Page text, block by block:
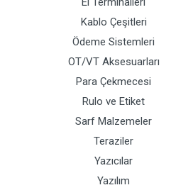
Kablo Çeşitleri
Ödeme Sistemleri
OT/VT Aksesuarları
Para Çekmecesi
Rulo ve Etiket
Sarf Malzemeler
Teraziler
Yazıcılar
Yazılım